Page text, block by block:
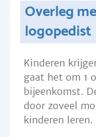
Overleg
logopedist
Kinderen
gaat het om 1
bijeenkomst.
door zoveel
kinderen